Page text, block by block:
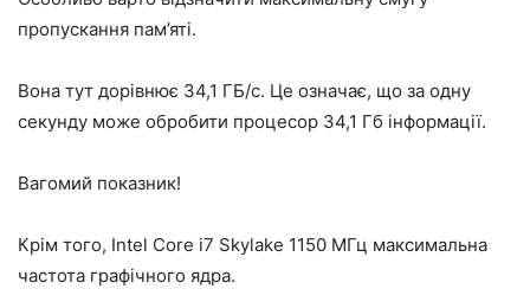
пропускання пам’яті.
Вона тут дорівнює 34,1 ГБ/с. Це означає, що за одну
секунду може обробити процесор 34,1 Гб інформації.
Вагомий показник!
Крім того, Intel Core i7 Skylake 1150 МГц максимальна
частота графічного ядра.